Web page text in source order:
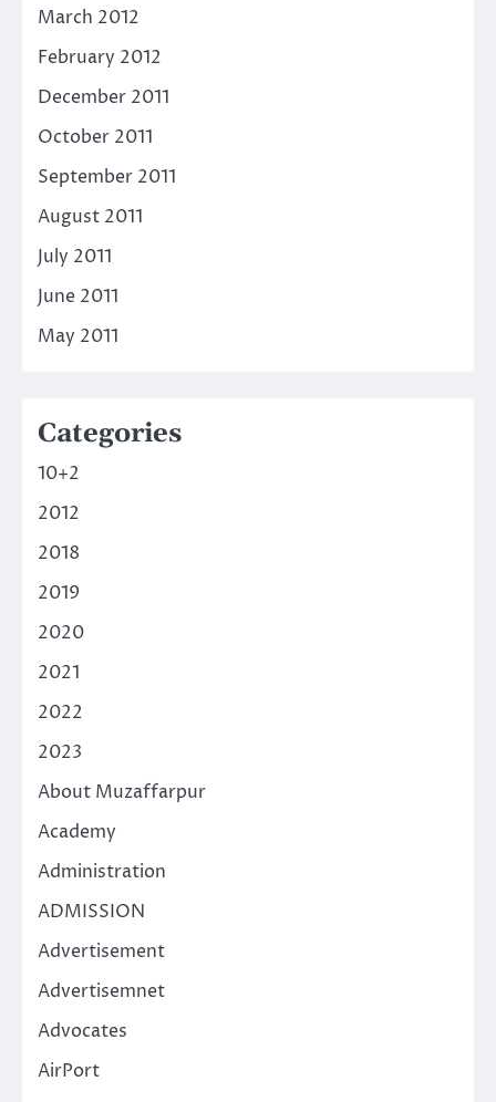
March 2012
February 2012
December 2011
October 2011
September 2011
August 2011
July 2011
June 2011
May 2011
Categories
10+2
2012
2018
2019
2020
2021
2022
2023
About Muzaffarpur
Academy
Administration
ADMISSION
Advertisement
Advertisemnet
Advocates
AirPort